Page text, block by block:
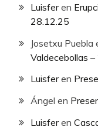
Luisferen
28.12.25
Josetxu Puebla
Valdecebollas
Luisferen
Ángel en
Luisferen